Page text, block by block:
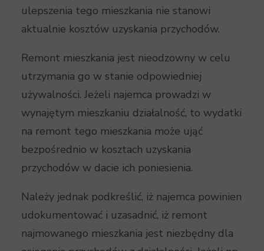
ulepszenia tego mieszkania nie stanowi
aktualnie kosztów uzyskania przychodów.
Remont mieszkania jest nieodzowny w celu
utrzymania go w stanie odpowiedniej
używalności. Jeżeli najemca prowadzi w
wynajętym mieszkaniu działalność, to wydatki
na remont tego mieszkania może ująć
bezpośrednio w kosztach uzyskania
przychodów w dacie ich poniesienia.
Należy jednak podkreślić, iż najemca powinien
udokumentować i uzasadnić, iż remont
najmowanego mieszkania jest niezbędny dla